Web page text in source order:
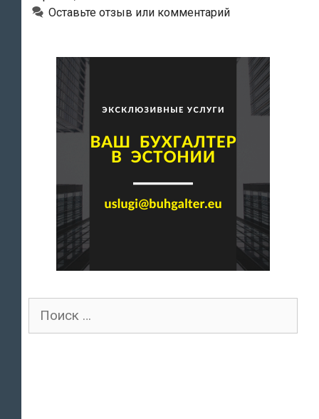
Оставьте отзыв или комментарий
Поиск